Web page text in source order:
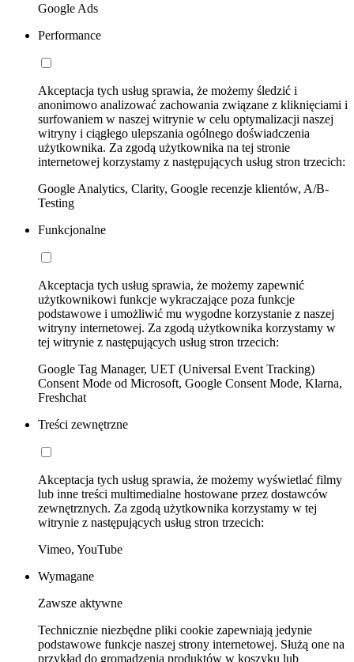
Google Ads
Performance
Akceptacja tych usług sprawia, że możemy śledzić i
anonimowo analizować zachowania związane z kliknięciami i
surfowaniem w naszej witrynie w celu optymalizacji naszej
witryny i ciągłego ulepszania ogólnego doświadczenia
użytkownika. Za zgodą użytkownika na tej stronie
internetowej korzystamy z następujących usług stron trzecich:
Google Analytics, Clarity, Google recenzje klientów, A/B-
Testing
Funkcjonalne
Akceptacja tych usług sprawia, że możemy zapewnić
użytkownikowi funkcje wykraczające poza funkcje
podstawowe i umożliwić mu wygodne korzystanie z naszej
witryny internetowej. Za zgodą użytkownika korzystamy w
tej witrynie z następujących usług stron trzecich:
Google Tag Manager, UET (Universal Event Tracking)
Consent Mode od Microsoft, Google Consent Mode, Klarna,
Freshchat
Treści zewnętrzne
Akceptacja tych usług sprawia, że możemy wyświetlać filmy
lub inne treści multimedialne hostowane przez dostawców
zewnętrznych. Za zgodą użytkownika korzystamy w tej
witrynie z następujących usług stron trzecich:
Vimeo, YouTube
Wymagane
Zawsze aktywne
Technicznie niezbędne pliki cookie zapewniają jedynie
podstawowe funkcje naszej strony internetowej. Służą one na
przykład do gromadzenia produktów w koszyku lub